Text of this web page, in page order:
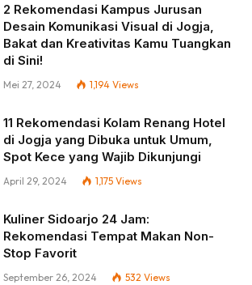
2 Rekomendasi Kampus Jurusan
Desain Komunikasi Visual di Jogja,
Bakat dan Kreativitas Kamu Tuangkan
di Sini!
Mei 27, 2024 1,194 Views
11 Rekomendasi Kolam Renang Hotel
di Jogja yang Dibuka untuk Umum,
Spot Kece yang Wajib Dikunjungi
April 29, 2024 1,175 Views
Kuliner Sidoarjo 24 Jam:
Rekomendasi Tempat Makan Non-
Stop Favorit
September 26, 2024 532 Views